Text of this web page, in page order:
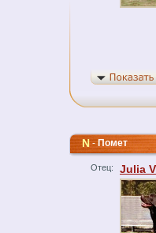
N-Помет
Отец: Julia